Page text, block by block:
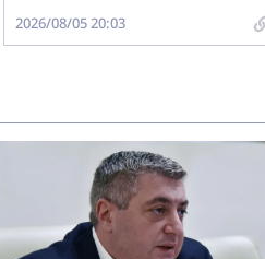
2026/08/05 20:03